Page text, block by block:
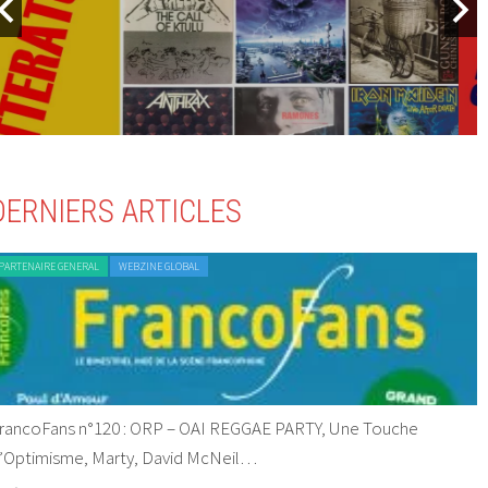
ARTICLES
GENERAL WEBZINE GLOBAL
n°120 : ORP – OAI REGGAE PARTY, Une Touche
Marty, David McNeil…